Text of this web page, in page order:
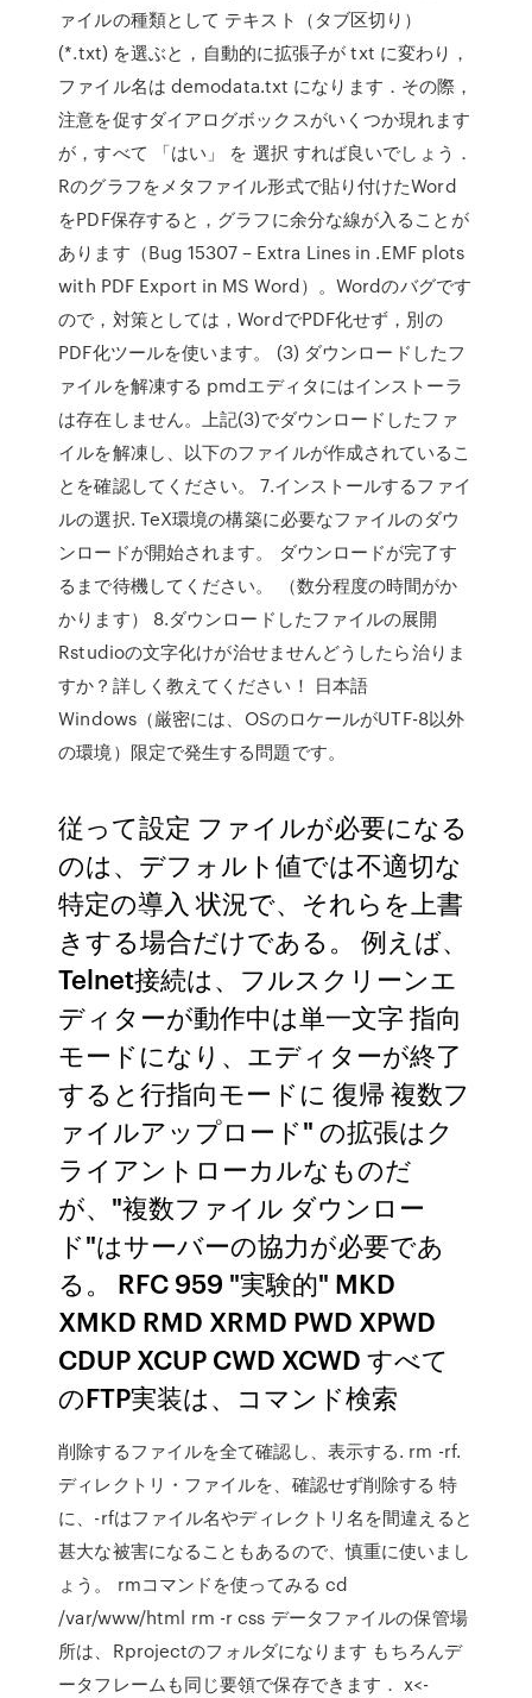
ァイルの種類として テキスト（タブ区切り）
(*.txt) を選ぶと，自動的に拡張子が txt に変わり，
ファイル名は demodata.txt になります．その際，
注意を促すダイアログボックスがいくつか現れます
が，すべて 「はい」 を 選択 すれば良いでしょう．
Rのグラフをメタファイル形式で貼り付けたWord
をPDF保存すると，グラフに余分な線が入ることが
あります（Bug 15307 – Extra Lines in .EMF plots
with PDF Export in MS Word）。Wordのバグです
ので，対策としては，WordでPDF化せず，別の
PDF化ツールを使います。 (3) ダウンロードしたフ
ァイルを解凍する pmdエディタにはインストーラ
は存在しません。上記(3)でダウンロードしたファ
イルを解凍し、以下のファイルが作成されているこ
とを確認してください。 7.インストールするファイ
ルの選択. TeX環境の構築に必要なファイルのダウ
ンロードが開始されます。 ダウンロードが完了す
るまで待機してください。 （数分程度の時間がか
かります） 8.ダウンロードしたファイルの展開
Rstudioの文字化けが治せませんどうしたら治りま
すか？詳しく教えてください！ 日本語
Windows（厳密には、OSのロケールがUTF-8以外
の環境）限定で発生する問題です。
従って設定 ファイルが必要になる
のは、デフォルト値では不適切な
特定の導入 状況で、それらを上書
きする場合だけである。 例えば、
Telnet接続は、フルスクリーンエ
ディターが動作中は単一文字 指向
モードになり、エディターが終了
すると行指向モードに 復帰 複数フ
ァイルアップロード" の拡張はク
ライアントローカルなものだ
が、"複数ファイル ダウンロー
ド"はサーバーの協力が必要であ
る。 RFC 959 "実験的" MKD
XMKD RMD XRMD PWD XPWD
CDUP XCUP CWD XCWD すべて
のFTP実装は、コマンド検索
削除するファイルを全て確認し、表示する. rm -rf.
ディレクトリ・ファイルを、確認せず削除する 特
に、-rfはファイル名やディレクトリ名を間違えると
甚大な被害になることもあるので、慎重に使いまし
ょう。 rmコマンドを使ってみる cd
/var/www/html rm -r css データファイルの保管場
所は、Rprojectのフォルダになります もちろんデ
ータフレームも同じ要領で保存できます． x<-